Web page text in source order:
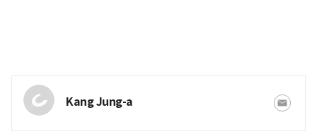
Kang Jung-a